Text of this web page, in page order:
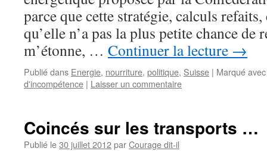
parce que cette stratégie, calculs
qu’elle n’a pas la plus petite chance
m’étonne, … Continuer la lecture →
Publié dans Energie, nourriture, politique, Suisse | Marqué avec
d'incompétence | Laisser un commentaire
Coincés sur les transports …
Publié le30 juillet 2012parCourage dit-il